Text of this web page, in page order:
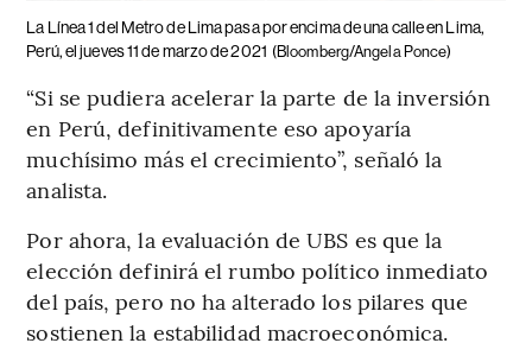
La Línea 1 del Metro de Lima pasa por encima de una calle en Lima,
Perú, el jueves 11 de marzo de 2021 (Bloomberg/Angela Ponce)
“Si se pudiera acelerar la parte de la inversión
en Perú, definitivamente eso apoyaría
muchísimo más el crecimiento”, señaló la
analista.
Por ahora, la evaluación de UBS es que la
elección definirá el rumbo político inmediato
del país, pero no ha alterado los pilares que
sostienen la estabilidad macroeconómica.